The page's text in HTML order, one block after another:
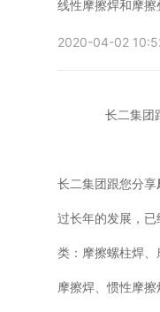
简易数控铣床
专用机床
其他机床
世界杯压球官网-世界
线性摩擦焊和摩擦
2020-04-02
长二集团
长二集团跟您分享
过长年的发展，
类：摩擦螺柱焊
摩擦焊、惯性摩擦